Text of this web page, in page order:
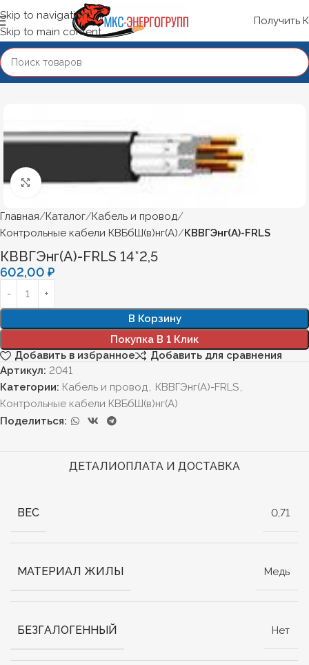
Skip to navigation
Skip to main content
Получить
Нажмите, чтобы увеличить
Главная Каталог
Кабель и провод
Контрольные кабели КВБбШ(в)нг(А)
КВВГЭнг(А)-FRLS
КВВГЭнг(А)-FRLS 14*2,5
602,00 ₽
В Корзину
Покупка В 1 Клик
Добавить в избранное
Добавить для сравнения
Артикул: 2041
Категории: Кабель и провод КВВГЭнг(А)-FRLS
Контрольные кабели КВБбШ(в)нг(А)
Поделиться:
ДЕТАЛИОПЛАТА И ДОСТАВКА
ВЕС 0,71
МАТЕРИАЛ ЖИЛЫ Медь
БЕЗГАЛОГЕННЫЙ Нет